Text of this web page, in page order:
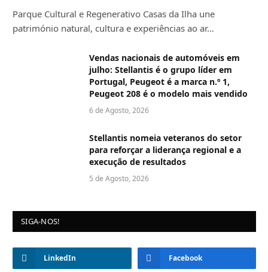
Parque Cultural e Regenerativo Casas da Ilha une
património natural, cultura e experiências ao ar…
Vendas nacionais de automóveis em
julho: Stellantis é o grupo líder em
Portugal, Peugeot é a marca n.º 1,
Peugeot 208 é o modelo mais vendido
6 de Agosto, 2026
Stellantis nomeia veteranos do setor
para reforçar a liderança regional e a
execução de resultados
5 de Agosto, 2026
SIGA-NOS!
LinkedIn Facebook